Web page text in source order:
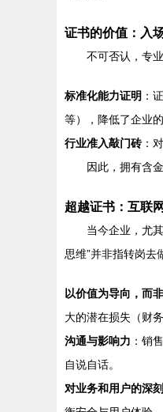
证书的价值：入
不可否认，专
标准化能力证明 ：
等），降低了企业
行业准入敲门砖：
因此，拥有含
超越证书：互联
当今企业，尤
思维”并非指转岗去
以价值为导向，而
大的潜在损失（财
沟通与影响力 ：销
自说自话。
对业务和用户的深